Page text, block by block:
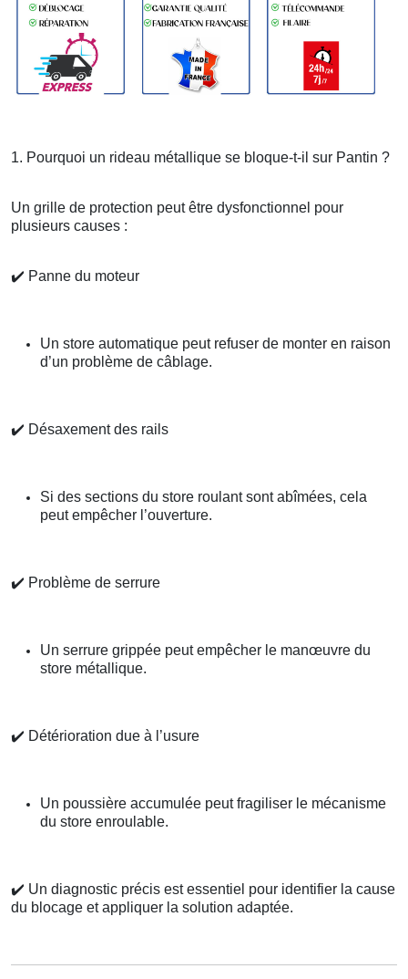
1. Pourquoi un rideau métallique se bloque-t-il sur Pantin ?
Un grille de protection peut être dysfonctionnel pour
plusieurs causes :
✔️ Panne du moteur
Un store automatique peut refuser de monter en raison
d’un problème de câblage.
✔️ Désaxement des rails
Si des sections du store roulant sont abîmées, cela
peut empêcher l’ouverture.
✔️ Problème de serrure
Un serrure grippée peut empêcher le manœuvre du
store métallique.
✔️ Détérioration due à l’usure
Un poussière accumulée peut fragiliser le mécanisme
du store enroulable.
✔️ Un diagnostic précis est essentiel pour identifier la cause
du blocage et appliquer la solution adaptée.